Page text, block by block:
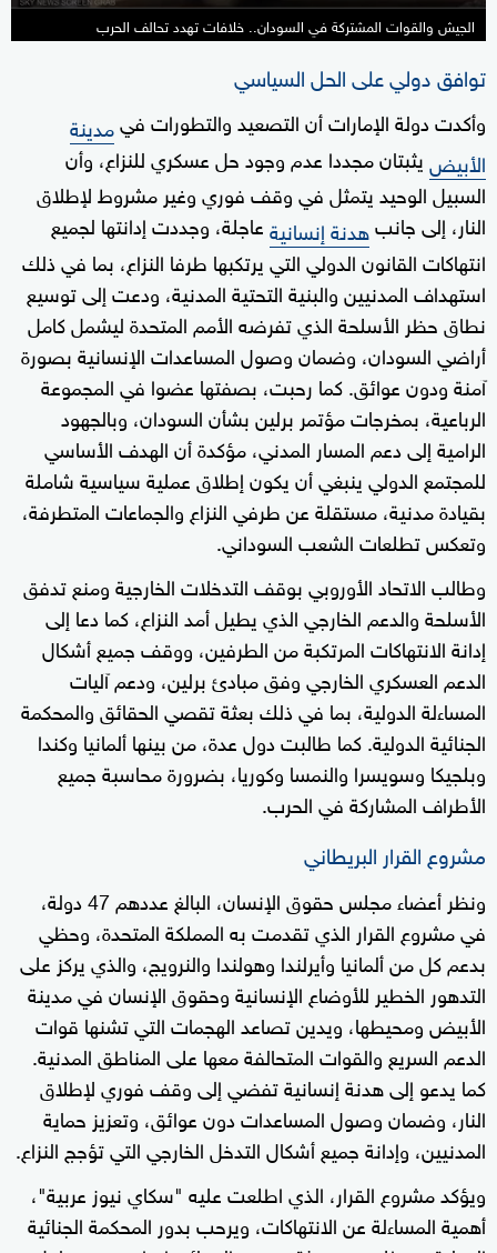
الجيش والقوات المشتركة في السودان.. خلافات تهدد تحالف الحرب
توافق دولي على الحل السياسي
وأكدت دولة الإمارات أن التصعيد والتطورات فيمدينة
الأبيضيثبتان مجددا عدم وجود حل عسكري للنزاع، وأن
السبيل الوحيد يتمثل في وقف فوري وغير مشروط لإطلاق
النار، إلى جانبهدنة إنسانيةعاجلة، وجددت إدانتها لجميع
انتهاكات القانون الدولي التي يرتكبها طرفا النزاع، بما في ذلك
استهداف المدنيين والبنية التحتية المدنية، ودعت إلى توسيع
نطاق حظر الأسلحة الذي تفرضه الأمم المتحدة ليشمل كامل
أراضي السودان، وضمان وصول المساعدات الإنسانية بصورة
آمنة ودون عوائق. كما رحبت، بصفتها عضوا في المجموعة
الرباعية، بمخرجات مؤتمر برلين بشأن السودان، وبالجهود
الرامية إلى دعم المسار المدني، مؤكدة أن الهدف الأساسي
للمجتمع الدولي ينبغي أن يكون إطلاق عملية سياسية شاملة
بقيادة مدنية، مستقلة عن طرفي النزاع والجماعات المتطرفة،
وتعكس تطلعات الشعب السوداني.
وطالب الاتحاد الأوروبي بوقف التدخلات الخارجية ومنع تدفق
الأسلحة والدعم الخارجي الذي يطيل أمد النزاع، كما دعا إلى
إدانة الانتهاكات المرتكبة من الطرفين، ووقف جميع أشكال
الدعم العسكري الخارجي وفق مبادئ برلين، ودعم آليات
المساءلة الدولية، بما في ذلك بعثة تقصي الحقائق والمحكمة
الجنائية الدولية. كما طالبت دول عدة، من بينها ألمانيا وكندا
وبلجيكا وسويسرا والنمسا وكوريا، بضرورة محاسبة جميع
الأطراف المشاركة في الحرب.
مشروع القرار البريطاني
ونظر أعضاء مجلس حقوق الإنسان، البالغ عددهم 47 دولة،
في مشروع القرار الذي تقدمت به المملكة المتحدة، وحظي
بدعم كل من ألمانيا وأيرلندا وهولندا والنرويج، والذي يركز على
التدهور الخطير للأوضاع الإنسانية وحقوق الإنسان في مدينة
الأبيض ومحيطها، ويدين تصاعد الهجمات التي تشنها قوات
الدعم السريع والقوات المتحالفة معها على المناطق المدنية.
كما يدعو إلى هدنة إنسانية تفضي إلى وقف فوري لإطلاق
النار، وضمان وصول المساعدات دون عوائق، وتعزيز حماية
المدنيين، وإدانة جميع أشكال التدخل الخارجي التي تؤجج النزاع.
ويؤكد مشروع القرار، الذي اطلعت عليه "سكاي نيوز عربية"،
أهمية المساءلة عن الانتهاكات، ويرحب بدور المحكمة الجنائية